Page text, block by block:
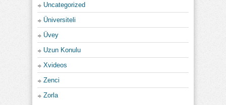
Uncategorized
Üniversiteli
Üvey
Uzun Konulu
Xvideos
Zenci
Zorla